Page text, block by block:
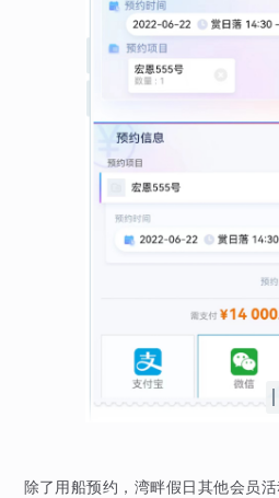
除了用船预约，湾畔假日其他会员